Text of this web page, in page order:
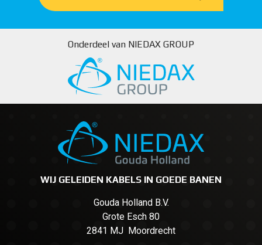
Onderdeel van NIEDAX GROUP
WIJ GELEIDEN KABELS IN GOEDE BANEN
Gouda Holland B.V.
Grote Esch 80
2841 MJ Moordrecht